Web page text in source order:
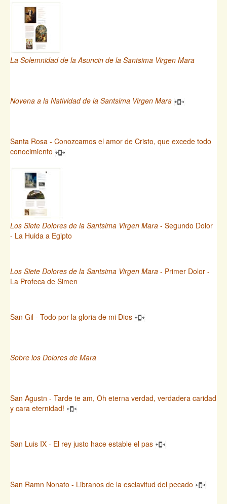
La Solemnidad de la Asuncin de la Santsima Virgen Mara
Novena a la Natividad de la Santsima Virgen Mara
Santa Rosa - Conozcamos el amor de Cristo, que excede todo
conocimiento
Los Siete Dolores de la Santsima Virgen Mara - Segundo Dolor
- La Huida a Egipto
Los Siete Dolores de la Santsima Virgen Mara - Primer Dolor -
La Profeca de Simen
San Gil - Todo por la gloria de mi Dios
Sobre los Dolores de Mara
San Agustn - Tarde te am, Oh eterna verdad, verdadera caridad
y cara eternidad!
San Luis IX - El rey justo hace estable el pas
San Ramn Nonato - Libranos de la esclavitud del pecado